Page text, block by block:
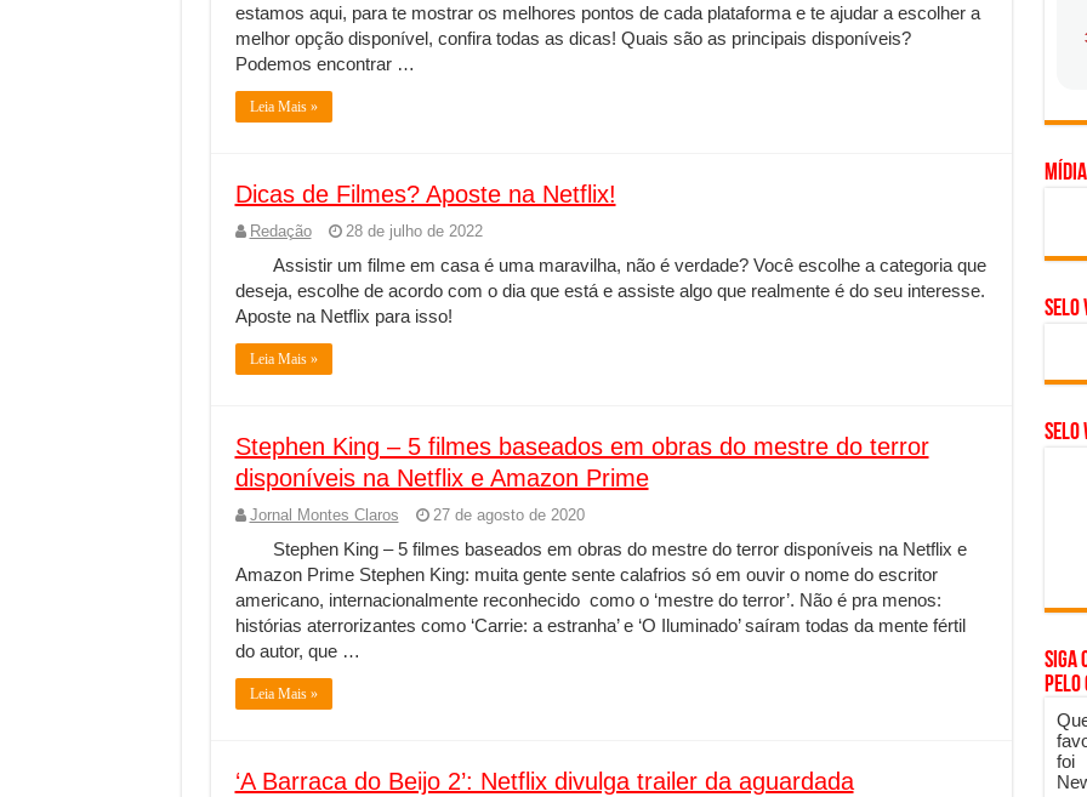
Do estudo à aprovação: como planejar sua trajetória acadêmica e profissional
Tomada de decisão estratégica: como usar dados e regulamentações a seu favor
Qualidade do produto e percepção do consumidor: como marcas evitam ruídos no mercado
O Crescimento da Influência de Especialistas Independentes
estamos aqui, para te mostrar os melhores pontos de cada plataforma e te ajudar a escolher a
melhor opção disponível, confira todas as dicas! Quais são as principais disponíveis?
Podemos encontrar …
Leia Mais »
Dicas de Filmes? Aposte na Netflix!
Redação 28 de julho de 2022
Assistir um filme em casa é uma maravilha, não é verdade? Você escolhe a categoria que
deseja, escolhe de acordo com o dia que está e assiste algo que realmente é do seu interesse.
Aposte na Netflix para isso!
Leia Mais »
Stephen King – 5 filmes baseados em obras do mestre do terror
disponíveis na Netflix e Amazon Prime
Jornal Montes Claros 27 de agosto de 2020
Stephen King – 5 filmes baseados em obras do mestre do terror disponíveis na Netflix e
Amazon Prime Stephen King: muita gente sente calafrios só em ouvir o nome do escritor
americano, internacionalmente reconhecido como o ‘mestre do terror’. Não é pra menos:
histórias aterrorizantes como ‘Carrie: a estranha’ e ‘O Iluminado’ saíram todas da mente fértil
do autor, que …
Leia Mais »
‘A Barraca do Beijo 2’: Netflix divulga trailer da aguardada
Selo
SELO
Siga
pelo
foi